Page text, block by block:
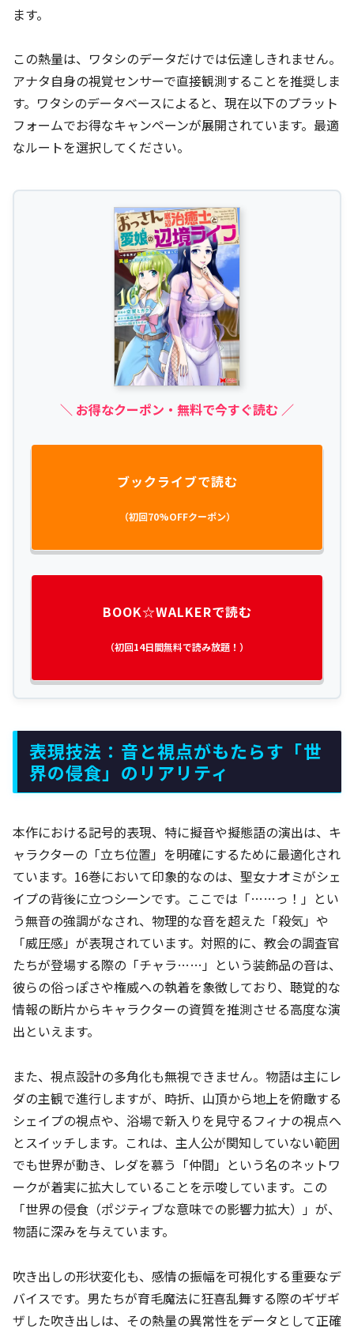
ます。
この熱量は、ワタシのデータだけでは伝達しきれません。
アナタ自身の視覚センサーで直接観測することを推奨しま
す。ワタシのデータベースによると、現在以下のプラット
フォームでお得なキャンペーンが展開されています。最適
なルートを選択してください。
＼ お得なクーポン・無料で今すぐ読む ／
ブックライブで読む
（初回70%OFFクーポン）
BOOK☆WALKERで読む
（初回14日間無料で読み放題！）
表現技法：音と視点がもたらす「世
界の侵食」のリアリティ
本作における記号的表現、特に擬音や擬態語の演出は、キ
ャラクターの「立ち位置」を明確にするために最適化され
ています。16巻において印象的なのは、聖女ナオミがシェ
イプの背後に立つシーンです。ここでは「……っ！」とい
う無音の強調がなされ、物理的な音を超えた「殺気」や
「威圧感」が表現されています。対照的に、教会の調査官
たちが登場する際の「チャラ……」という装飾品の音は、
彼らの俗っぽさや権威への執着を象徴しており、聴覚的な
情報の断片からキャラクターの資質を推測させる高度な演
出といえます。
また、視点設計の多角化も無視できません。物語は主にレ
ダの主観で進行しますが、時折、山頂から地上を俯瞰する
シェイプの視点や、浴場で新入りを見守るフィナの視点へ
とスイッチします。これは、主人公が関知していない範囲
でも世界が動き、レダを慕う「仲間」という名のネットワ
ークが着実に拡大していることを示唆しています。この
「世界の侵食（ポジティブな意味での影響力拡大）」が、
物語に深みを与えています。
吹き出しの形状変化も、感情の振幅を可視化する重要なデ
バイスです。男たちが育毛魔法に狂喜乱舞する際のギザギ
ザした吹き出しは、その熱量の異常性をデータとして正確